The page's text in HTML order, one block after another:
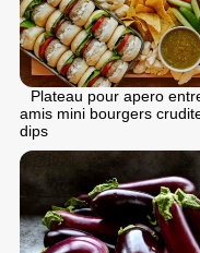
Plateau pour apero
amis mini bourgers
dips